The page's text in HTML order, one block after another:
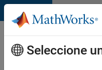
Saltar al contenido
Ofertas
de
empleo
Seleccione